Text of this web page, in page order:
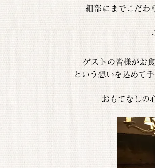
細部にまでこだわ
ゲストの皆様がお
という想いを込めて
おもてなしの